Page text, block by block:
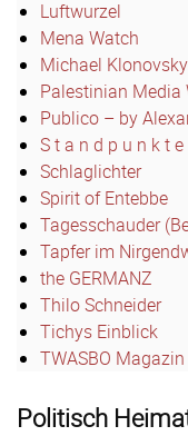
Luftwurzel
Mena Watch
Michael
Palestinian Media
Publico – by
S t a n d p u n k t e
Schlaglichter
Spirit of Entebbe
Tagesschauder
Tapfer im
the GERMANZ
Thilo Schneider
Tichys Einblick
TWASBO Magazin
Politisch